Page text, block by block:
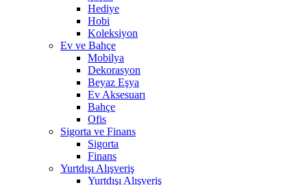
Hediye
Hobi
Koleksiyon
Ev ve Bahçe
Mobilya
Dekorasyon
Beyaz Eşya
Ev Aksesuarı
Bahçe
Ofis
Sigorta ve Finans
Sigorta
Finans
Yurtdışı Alışveriş
Yurtdışı Alışveriş